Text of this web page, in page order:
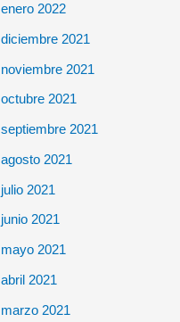
enero 2022
diciembre 2021
noviembre 2021
octubre 2021
septiembre 2021
agosto 2021
julio 2021
junio 2021
mayo 2021
abril 2021
marzo 2021